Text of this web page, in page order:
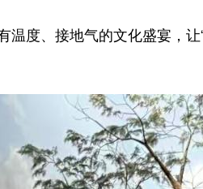
、接地气的文化盛宴，让